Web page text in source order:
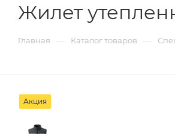
Жилет
Главная — Каталог товаров —
Акция